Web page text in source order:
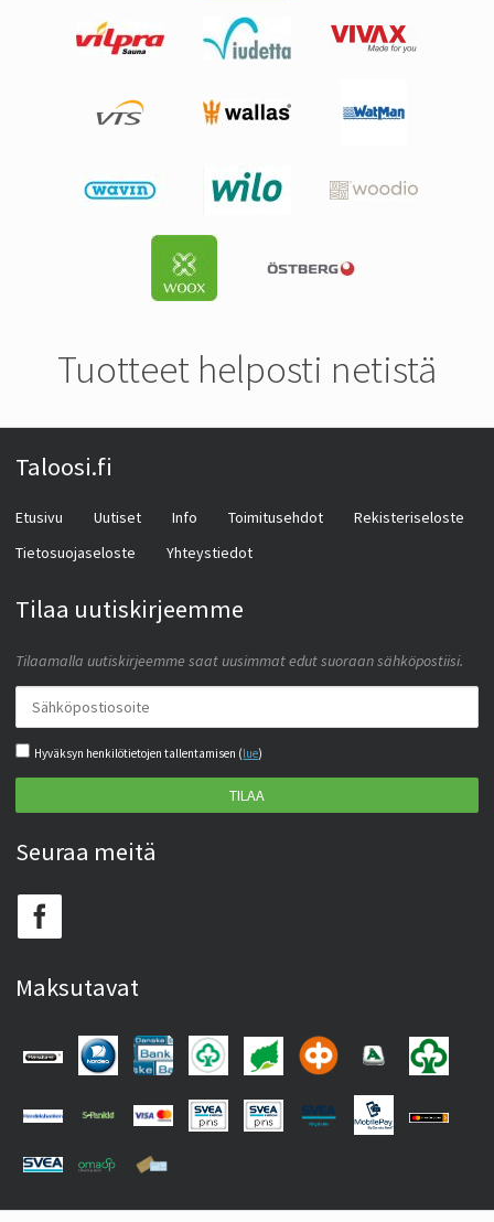
Tuotteet helposti netistä
Taloosi.fi
Etusivu Uutiset Info Toimitusehdot
Rekisteriseloste
Tietosuojaseloste
Yhteystiedot
Tilaa uutiskirjeemme
Tilaamalla uutiskirjeemme saat uusimmat edut suoraan sähköpostiisi.
Hyväksyn henkilötietojen tallentamisen (lue)
TILAA
Seuraa meitä
Maksutavat